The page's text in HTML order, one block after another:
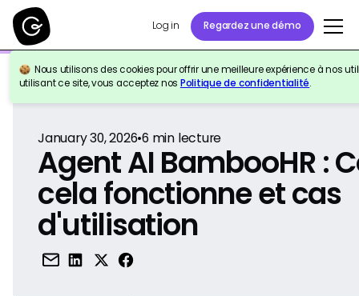
Log in Regardez une démo
Nous utilisons des cookies pour offrir une meilleure expérience à nos
utilisant ce site, vous acceptez nos Politique de confidentialité.
Retour à la référence
January 30, 2026•6 min lecture
Agent AI BambooHR :
cela fonctionne et cas
d'utilisation